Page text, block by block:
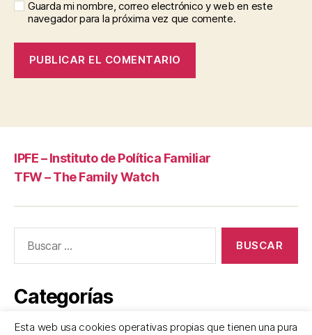
Guarda mi nombre, correo electrónico y web en este
navegador para la próxima vez que comente.
IPFE – Instituto de Política Familiar
TFW – The Family Watch
Categorías
Esta web usa cookies operativas propias que tienen una pura